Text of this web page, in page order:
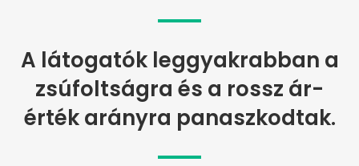
A látogatók leggyakrabban a
zsúfoltságra és a rossz ár-
érték arányra panaszkodtak.